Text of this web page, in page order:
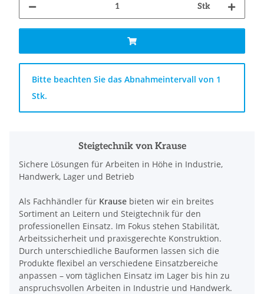
Stk
x
Bitte beachten Sie das Abnahmeintervall von 1
Stk.
Steigtechnik von Krause
Sichere Lösungen für Arbeiten in Höhe in Industrie,
Handwerk, Lager und Betrieb
Als Fachhändler für Krause bieten wir ein breites
Sortiment an Leitern und Steigtechnik für den
professionellen Einsatz. Im Fokus stehen Stabilität,
Arbeitssicherheit und praxisgerechte Konstruktion.
Durch unterschiedliche Bauformen lassen sich die
Produkte flexibel an verschiedene Einsatzbereiche
anpassen – vom täglichen Einsatz im Lager bis hin zu
anspruchsvollen Arbeiten in Industrie und Handwerk.